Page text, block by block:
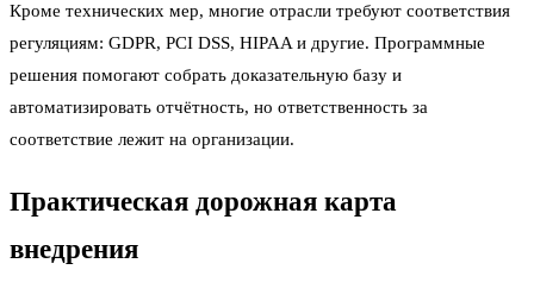
Кроме технических мер, многие отрасли требуют соответствия
регуляциям: GDPR, PCI DSS, HIPAA и другие. Программные
решения помогают собрать доказательную базу и
автоматизировать отчётность, но ответственность за
соответствие лежит на организации.
Практическая дорожная карта
внедрения